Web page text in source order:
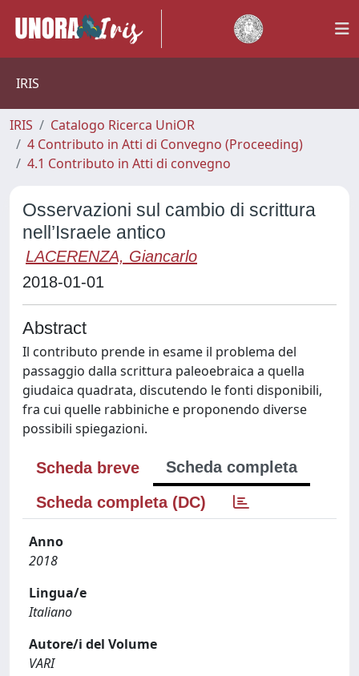
IRIS
IRIS
Catalogo Ricerca UniOR
4 Contributo in Atti di Convegno (Proceeding)
4.1 Contributo in Atti di convegno
Osservazioni sul cambio di scrittura
nell’Israele antico
LACERENZA, Giancarlo
2018-01-01
Abstract
Il contributo prende in esame il problema del
passaggio dalla scrittura paleoebraica a quella
giudaica quadrata, discutendo le fonti disponibili,
fra cui quelle rabbiniche e proponendo diverse
possibili spiegazioni.
Scheda breve
Scheda completa
Scheda completa (DC)
Anno
2018
Lingua/e
Italiano
Autore/i del Volume
VARI